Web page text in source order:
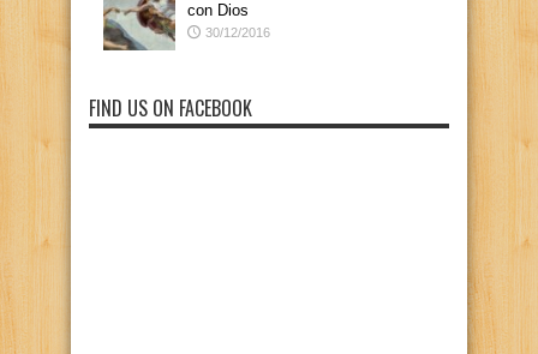
con Dios
30/12/2016
FIND US ON FACEBOOK